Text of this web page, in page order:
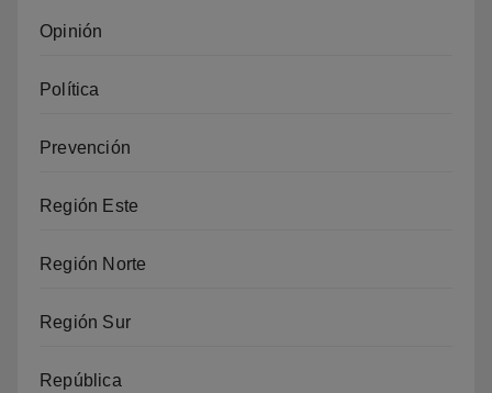
Opinión
Política
Prevención
Región Este
Región Norte
Región Sur
República